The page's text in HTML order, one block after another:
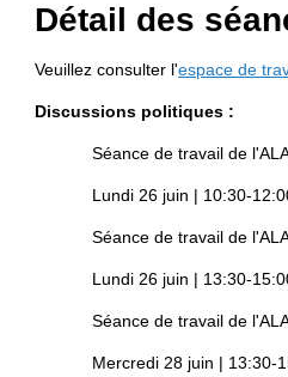
Détail des
Veuillez consulter l'espace de
Discussions politiques :
Séance de travail de l'ALAC
Lundi 26 juin | 10:30-12:00
Séance de travail de l'ALAC
Lundi 26 juin | 13:30-15:00
Séance de travail de l'ALAC
Mercredi 28 juin | 13:30-